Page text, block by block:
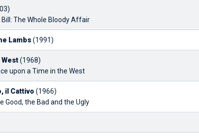
The Whole Bloody Affair
Lambs(1991)
West(1968)
upon a Time in the West
il Cattivo (1966)
Good, the Bad and the Ugly